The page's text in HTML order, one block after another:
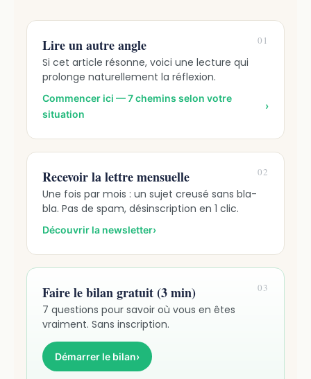
01
Lire un autre angle
Si cet article résonne, voici une lecture qui
prolonge naturellement la réflexion.
Commencer ici — 7 chemins selon votre
situation
›
02
Recevoir la lettre mensuelle
Une fois par mois : un sujet creusé sans bla-
bla. Pas de spam, désinscription en 1 clic.
Découvrir la newsletter›
03
Faire le bilan gratuit (3 min)
7 questions pour savoir où vous en êtes
vraiment. Sans inscription.
Démarrer le bilan›